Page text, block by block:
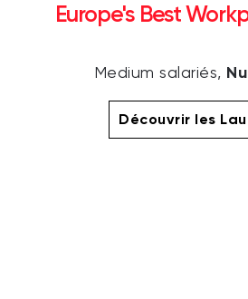
Europe's Best
Medium salariés,
Découvrir les